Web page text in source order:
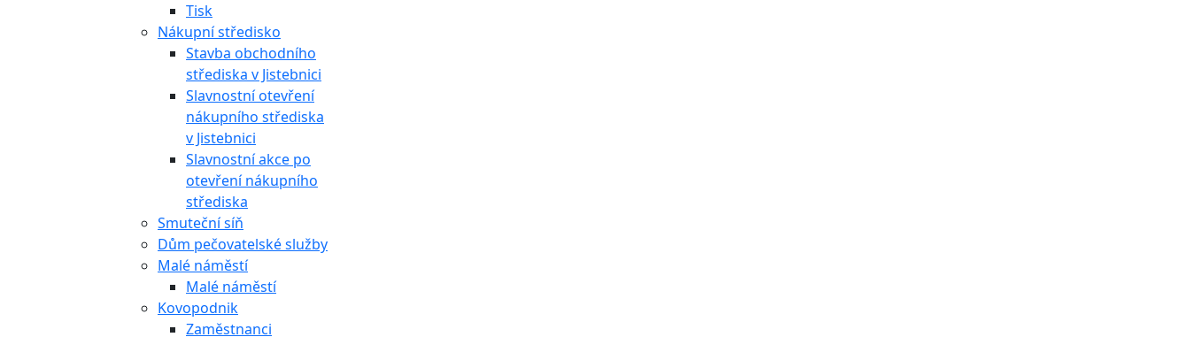
Tisk
Nákupní středisko
Stavba obchodního
střediska v Jistebnici
Slavnostní otevření
nákupního střediska
v Jistebnici
Slavnostní akce po
otevření nákupního
střediska
Smuteční síň
Dům pečovatelské služby
Malé náměstí
Malé náměstí
Kovopodnik
Zaměstnanci